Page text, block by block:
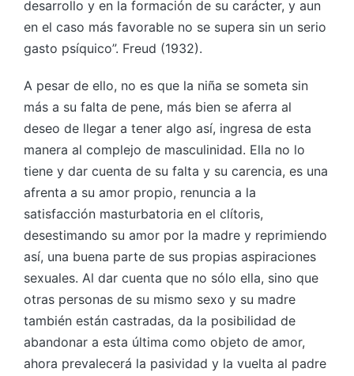
desarrollo y en la formación de su carácter, y aun
en el caso más favorable no se supera sin un serio
gasto psíquico”. Freud (1932).
A pesar de ello, no es que la niña se someta sin
más a su falta de pene, más bien se aferra al
deseo de llegar a tener algo así, ingresa de esta
manera al complejo de masculinidad. Ella no lo
tiene y dar cuenta de su falta y su carencia, es una
afrenta a su amor propio, renuncia a la
satisfacción masturbatoria en el clítoris,
desestimando su amor por la madre y reprimiendo
así, una buena parte de sus propias aspiraciones
sexuales. Al dar cuenta que no sólo ella, sino que
otras personas de su mismo sexo y su madre
también están castradas, da la posibilidad de
abandonar a esta última como objeto de amor,
ahora prevalecerá la pasividad y la vuelta al padre